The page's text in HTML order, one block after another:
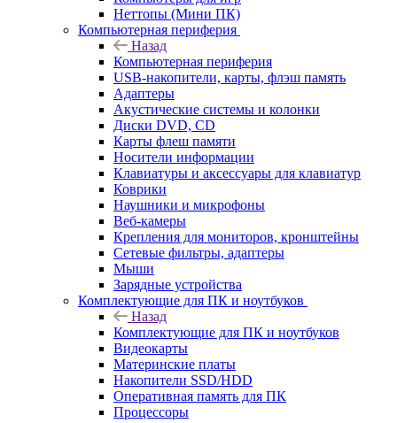
Неттопы (Мини ПК)
Компьютерная периферия
Назад
Компьютерная периферия
USB-накопители, карты, флэш память
Адаптеры
Акустические системы и колонки
Диски DVD, CD
Карты флеш памяти
Носители информации
Клавиатуры и аксессуары для клавиатур
Коврики
Наушники и микрофоны
Веб-камеры
Крепления для мониторов, кронштейны
Сетевые фильтры, адаптеры
Мыши
Зарядные устройства
Комплектующие для ПК и ноутбуков
Назад
Комплектующие для ПК и ноутбуков
Видеокарты
Материнские платы
Накопители SSD/HDD
Оперативная память для ПК
Процессоры